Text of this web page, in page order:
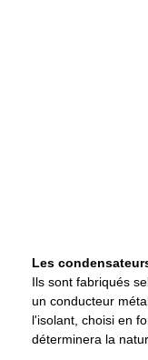
Les
Ils sont fabriqués
un conducteur
l'isolant, choisi en
déterminera la